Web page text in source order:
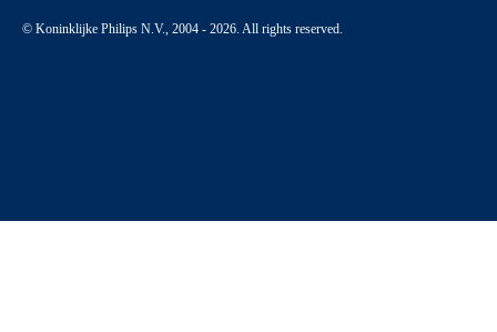
© Koninklijke Philips N.V., 2004 - 2026. All rights reserved.